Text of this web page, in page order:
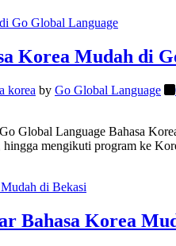
Korea Mudah di
korea by Go Global Language
Global Language Bahasa
mengikuti program ke
Bahasa Korea